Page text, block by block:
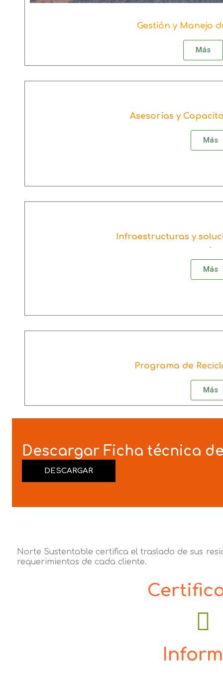
Gestión y Manejo
Más
Asesorías y
Más
Infraestructuras y
.
Más
Programa de
Más
Descargar Ficha técnica
DESCARGAR
Norte Sustentable certifica el traslado de sus
requerimientos de cada cliente.